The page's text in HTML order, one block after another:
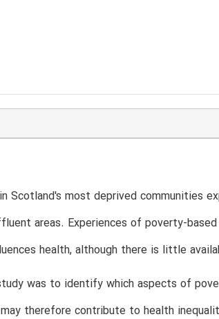
Scotland's most deprived communities
areas. Experiences of poverty-
health, although there is little
was to identify which aspects of
therefore contribute to health